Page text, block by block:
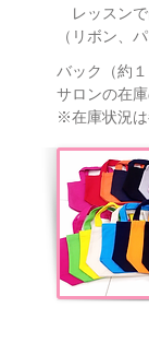
レッスンで
（リボン、
バック（約
サロンの在
​※在庫状況は